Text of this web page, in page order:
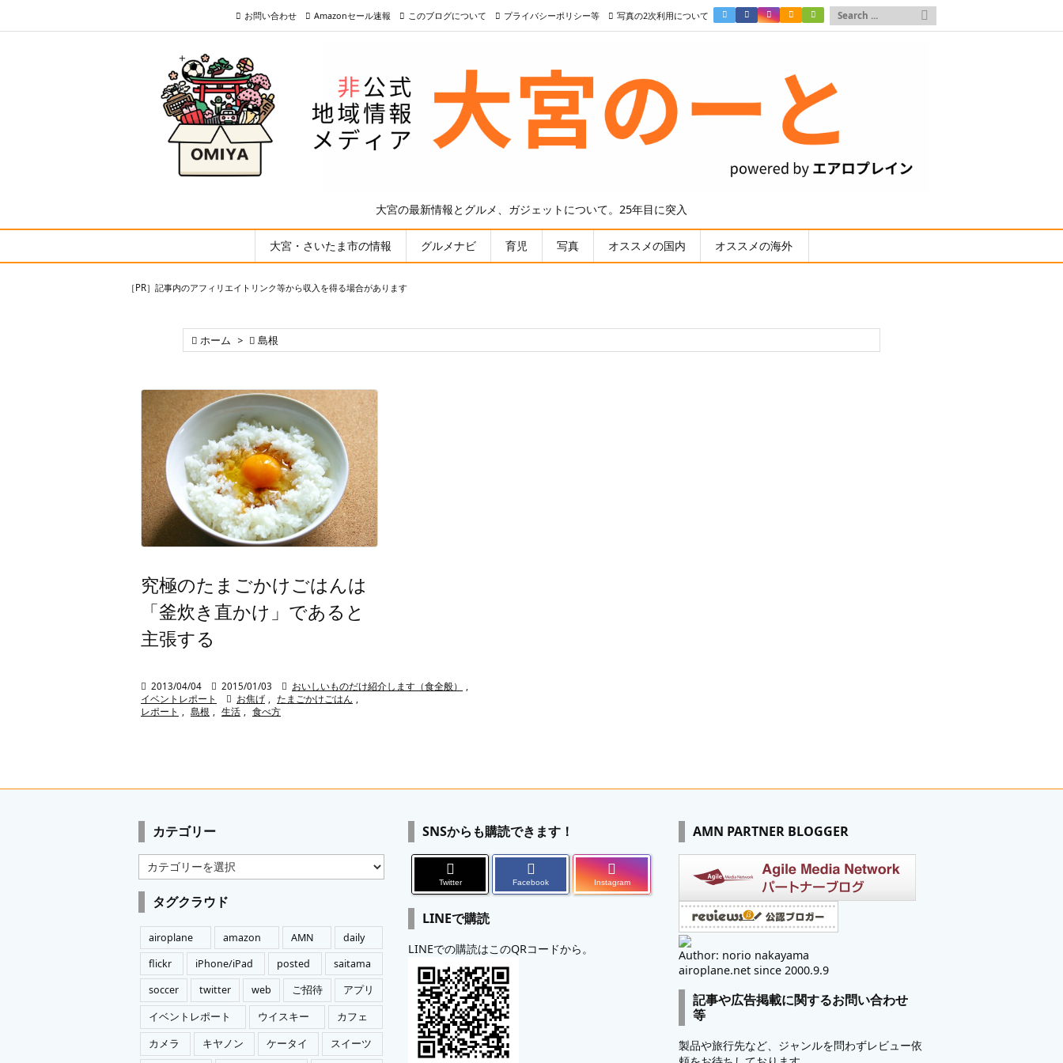
大宮の最新情報とグルメ、ガジェットについて。25年目に突入
大宮・さいたま市の情報 グルメナビ 育児 写真 オススメの国内 オススメの海外
お問い合わせ Amazonセール速報 このブログについて プライバシーポリシー等 写真の2次利用について 
［PR］記事内のアフィリエイトリンク等から収入を得る場合があります
 ホーム >  島根
究極のたまごかけごはんは
「釜炊き直かけ」であると
主張する
 2013/04/04  2015/01/03  おいしいものだけ紹介します（食全般）
イベントレポート
 お焦げ たまごかけごはん
レポート
島根 生活 食べ方
カテゴリー
テ
ゴ
ー
タグクラウド
airoplane amazon AMN
daily
flickr
iPhone/iPad posted
saitama
soccer
twitter web ご招待
アプリ
イベントレポート
ウイスキー
カフェ
カメラ
キヤノン ケータイ スイーツ
SNSからも購読できます！
Twitter Facebook Instagram
LINEで購読
LINEでの購読はこのQRコードから。
AMN PARTNER BLOGGER
Author: norio nakayama
airoplane.net since 2000.9.9
記事や広告掲載に関するお問い合わせ
等
製品や旅行先など、ジャンルを問わずレビュー依